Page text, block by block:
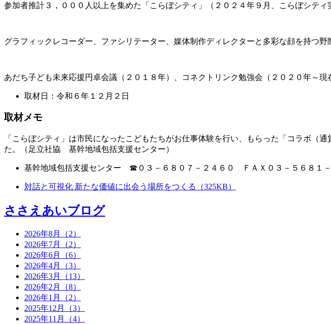
参加者推計３，０００人以上を集めた「こらぼシティ」（２０２４年９月、こらぼシテ
グラフィックレコーダー、ファシリテーター、媒体制作ディレクターと多彩な顔を持つ
あだち子ども未来応援円卓会議（２０１８年）、コネクトリンク勉強会（２０２０年～
取材日：令和６年１２月２日
取材メモ
「こらぼシティ」は市民になったこどもたちがお仕事体験を行い、もらった「コラボ（
た。（足立社協 基幹地域包括支援センター）
基幹地域包括支援センター ☎０３－６８０７－２４６０ ＦＡＸ０３－５６８１－
対話と可視化 新たな価値に出会う場所をつくる（325KB）
ささえあいブログ
2026年8月（2）
2026年7月（2）
2026年6月（6）
2026年4月（3）
2026年3月（13）
2026年2月（8）
2026年1月（2）
2025年12月（3）
2025年11月（4）